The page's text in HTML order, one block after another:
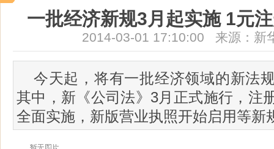
一批经济新规3月起实施 1元
2014-03-01 17:10:00 来源：
今天起，将有一批经济领域的新法
其中，新《公司法》3月正式施行，注
全面实施，新版营业执照开始启用等新